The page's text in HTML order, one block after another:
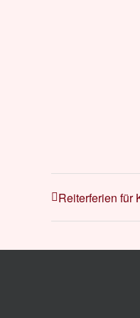
Reiterferien für